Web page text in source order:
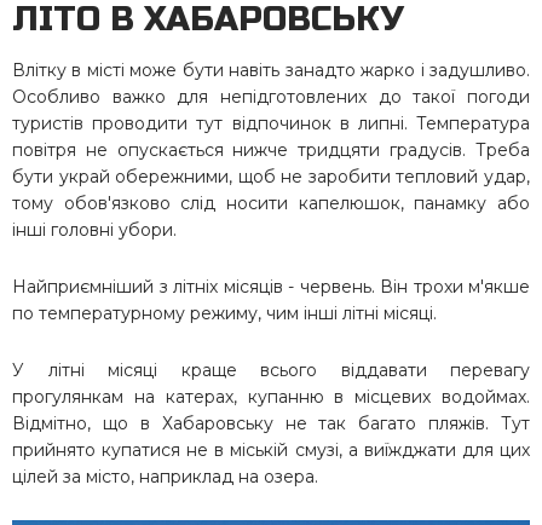
ЛІТО В ХАБАРОВСЬКУ
Влітку в місті може бути навіть занадто жарко і задушливо.
Особливо важко для непідготовлених до такої погоди
туристів проводити тут відпочинок в липні. Температура
повітря не опускається нижче тридцяти градусів. Треба
бути украй обережними, щоб не заробити тепловий удар,
тому обов'язково слід носити капелюшок, панамку або
інші головні убори.
Найприємніший з літніх місяців - червень. Він трохи м'якше
по температурному режиму, чим інші літні місяці.
У літні місяці краще всього віддавати перевагу
прогулянкам на катерах, купанню в місцевих водоймах.
Відмітно, що в Хабаровську не так багато пляжів. Тут
прийнято купатися не в міській смузі, а виїжджати для цих
цілей за місто, наприклад на озера.